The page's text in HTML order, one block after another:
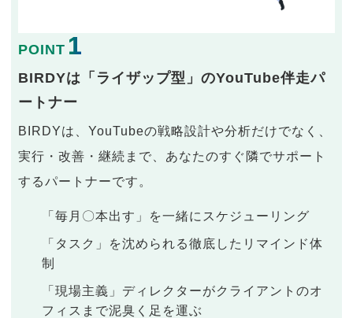
POINT 1
BIRDYは「ライザップ型」のYouTube伴走パ
ートナー
BIRDYは、YouTubeの戦略設計や分析だけでなく、
実行・改善・継続まで、あなたのすぐ隣でサポート
するパートナーです。
「毎月〇本出す」を一緒にスケジューリング
「タスク」を沈められる徹底したリマインド体
制
「現場主義」ディレクターがクライアントのオ
フィスまで泥臭く足を運ぶ